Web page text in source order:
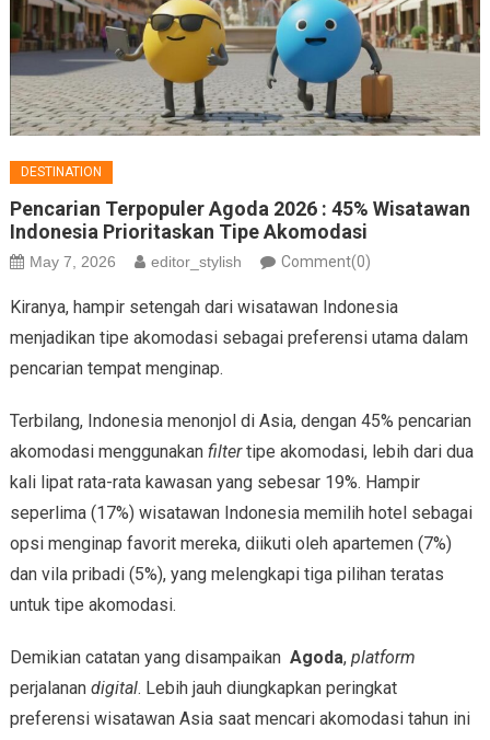
DESTINATION
Pencarian Terpopuler Agoda 2026 : 45% Wisatawan
Indonesia Prioritaskan Tipe Akomodasi
May 7, 2026 editor_stylish Comment(0)
Kiranya, hampir setengah dari wisatawan Indonesia
menjadikan tipe akomodasi sebagai preferensi utama dalam
pencarian tempat menginap.
Terbilang, Indonesia menonjol di Asia, dengan 45% pencarian
akomodasi menggunakan filtertipe akomodasi, lebih dari dua
kali lipat rata-rata kawasan yang sebesar 19%. Hampir
seperlima (17%) wisatawan Indonesia memilih hotel sebagai
opsi menginap favorit mereka, diikuti oleh apartemen (7%)
dan vila pribadi (5%), yang melengkapi tiga pilihan teratas
untuk tipe akomodasi.
Demikian catatan yang disampaikan Agoda, platform
perjalanan digital. Lebih jauh diungkapkan peringkat
preferensi wisatawan Asia saat mencari akomodasi tahun ini